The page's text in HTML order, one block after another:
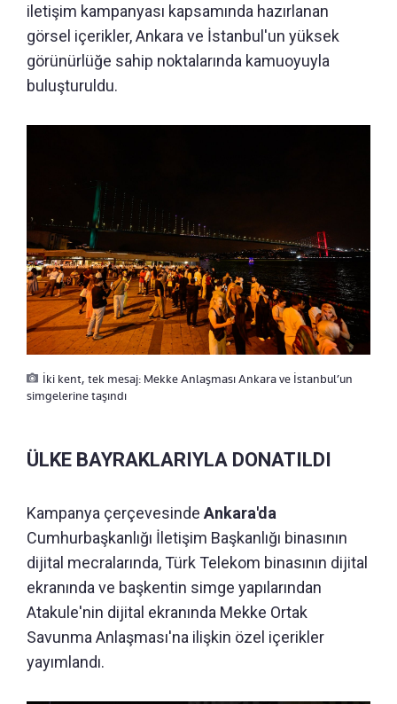
iletişim kampanyası kapsamında hazırlanan
görsel içerikler, Ankara ve İstanbul'un yüksek
görünürlüğe sahip noktalarında kamuoyuyla
buluşturuldu.
İki kent, tek mesaj: Mekke Anlaşması Ankara ve İstanbul’un
simgelerine taşındı
ÜLKE BAYRAKLARIYLA DONATILDI
Kampanya çerçevesinde Ankara'da
Cumhurbaşkanlığı İletişim Başkanlığı binasının
dijital mecralarında, Türk Telekom binasının dijital
ekranında ve başkentin simge yapılarından
Atakule'nin dijital ekranında Mekke Ortak
Savunma Anlaşması'na ilişkin özel içerikler
yayımlandı.